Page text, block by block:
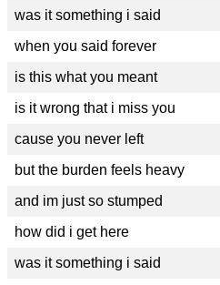
was it something i said
when you said forever
is this what you meant
is it wrong that i miss you
cause you never left
but the burden feels heavy
and im just so stumped
how did i get here
was it something i said